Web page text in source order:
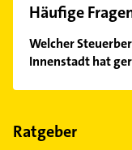
Häufige
Welcher
Innenstadt hat
Im Anbieter-
Feiertagen
Ratgeber